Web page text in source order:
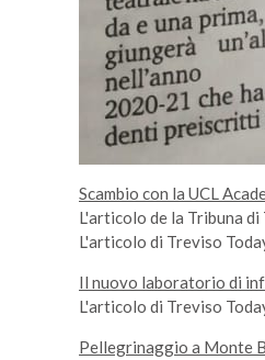
Scambio con la UCL
L'articolo de la Tribuna di
L'articolo di Treviso
Il nuovo laboratorio di
L'articolo di Treviso
Pellegrinaggio a Monte